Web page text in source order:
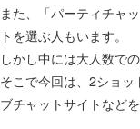
また、「パーティチャ
トを選ぶ人もいます。
しかし中には大人数で
そこで今回は、2ショ
ブチャットサイトなど